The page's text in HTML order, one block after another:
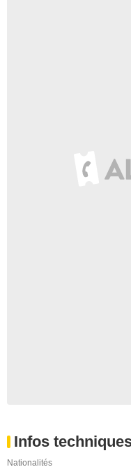
Infos
Nationalités